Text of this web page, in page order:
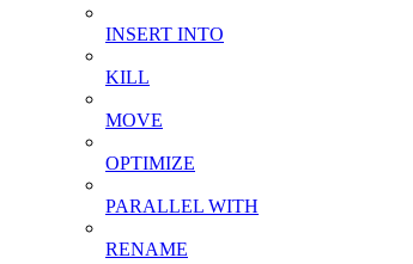
INSERT INTO
KILL
MOVE
OPTIMIZE
PARALLEL WITH
RENAME